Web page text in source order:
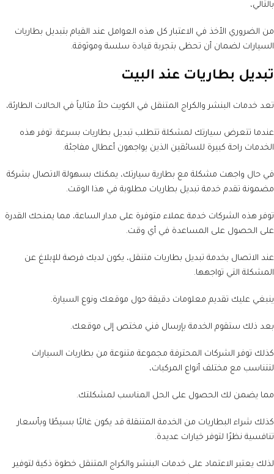
بالتالي،
من الضروري الأخذ في الاعتبار كل هذه العوامل عند القيام بتبديل بطاريات
السيارات لضمان أن تحظى بتجربة قيادة سلسة وموثوقة.
تبديل بطاريات عند البيت
تعد خدمات البنشر والكراج المتنقل في الكويت حلاً مثالياً في الحالات الطارئة،
عندما تتعرض سيارتك لمشكلة تتطلب تبديل بطاريات بسرعة. توفر هذه
الخدمات راحة كبيرة للسائقين الذين يواجهون أعطال مفاجئة.
في حال واجهت مشكلة مع بطارية سيارتك، يمكنك بسهولة الاتصال بشركة
مضمونة تقدم خدمة تبديل بطاريات مطلوبة في هذا الوقت.
توفر هذه الشركات خدمة عملاء متوفرة على مدار الساعة، مما يمنحك القدرة
على الحصول على المساعدة في أي وقت.
عند الاتصال بخدمة تبديل بطاريات متنقل، يكون لديك فرصة للإبلاغ عن
المشكلة التي تواجهها.
ينبغي عليك تقديم معلومات دقيقة حول موقعك ونوع السيارة.
بعد ذلك ستقوم الخدمة بإرسال فني مختص إلى موقعك.
كذلك توفر الشركات المحترفة مجموعة متنوعة من بطاريات السيارات
لتتناسب مع مختلف أنواع المركبات،
مما يضمن لك الحصول على الحل المناسب لمشكلتك.
كذلك شراء البطاريات من الخدمة المتنقلة قد يكون غالبًا بسيطًا وبأسعار
تنافسية نظرًا لتوفر خيارات عديدة.
لذلك يعتبر الاعتماد على خدمات البنشر والكراج المتنقل خطوة ذكية لتوفير